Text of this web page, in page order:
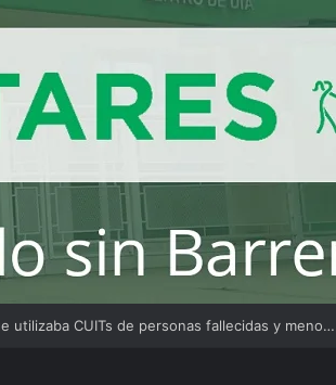
causa continúa bajo investigación judicial